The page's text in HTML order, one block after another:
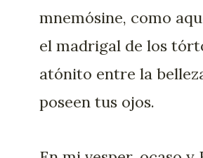
mnemósine, como
el madrigal de los
atónito entre la
poseen tus ojos.